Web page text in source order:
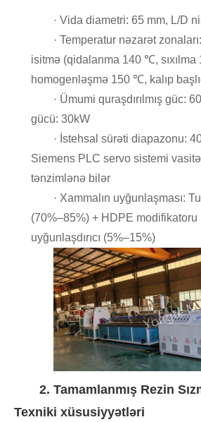
· Vida diametri: 65 mm, L/D
· Temperatur nəzarət
isitmə (qidalanma 140 ℃,
homogenləşmə 150 ​​℃, kalıp
· Ümumi quraşdırılmış güc:
gücü: 30kW
· İstehsal sürəti diapazonu:
Siemens PLC servo sistemi
tənzimlənə bilər
· Xammalın uyğunlaşması:
(70%–85%) + HDPE modifikatoru
uyğunlaşdırıcı (5%–15%)
2. Tamamlanmış Rezin
Texniki xüsusiyyətləri